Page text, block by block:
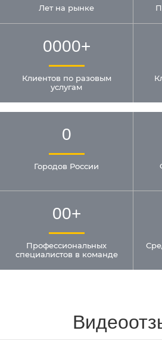
Лет на рынке
0000+
Клиентов по разовым
услугам
0
Городов России
00+
Профессиональных
специалистов в команде